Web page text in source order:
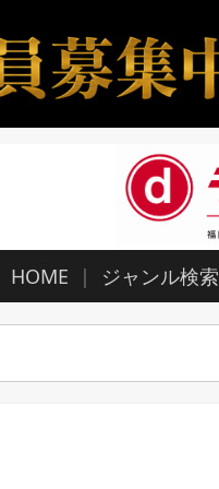
HOME ジャンル検索